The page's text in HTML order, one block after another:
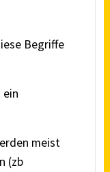
Begriffe
meist
(zb